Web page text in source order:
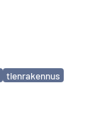
tienrakennus